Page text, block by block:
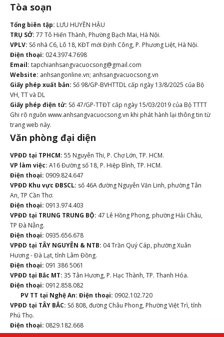
Tòa soạn
Tổng biên tập: LƯU HUYỀN HẬU
TRỤ SỞ: 77 Tô Hiến Thành, Phường Bạch Mai, Hà Nội.
VPLV: Số nhà C6, Lô 18, KĐT mới Định Công, P. Phương Liệt, Hà Nội.
Điện thoại: 024.3974.7698
Email: tapchianhsangvacuocsong@gmail.com
Website: anhsangonline.vn; anhsangvacuocsong.vn
Giấy phép xuất bản: Số 98/GP-BVHTTDL cấp ngày 13/8/2025 của Bộ
VH, TT và DL
Giấy phép điện tử: Số 47/GP-TTĐT cấp ngày 15/03/2019 của Bộ TTTT
Ghi rõ nguồn www.anhsangvacuocsong.vn khi phát hành lại thông tin từ
trang web này.
Văn phòng đại diện
VPĐD tại TPHCM: 55 Nguyễn Thi, P. Chợ Lớn, TP. HCM.
VP làm việc: A16 Đường số 18, P. Hiệp Bình, TP. HCM.
Điện thoại: 0909.824.647
VPĐD Khu vực ĐBSCL: số 46A đường Nguyễn Văn Linh, phường Tân
An, TP Cần Thơ.
Điện thoại: 0913.974.403
VPĐD tại TRUNG TRUNG BỘ: 47 Lê Hồng Phong, phường Hải Châu,
TP Đà Nẵng.
Điện thoại: 0935.656.678
VPĐD tại TÂY NGUYÊN & NTB: 04 Trần Quý Cáp, phường Xuân
Hương - Đà Lạt, tỉnh Lâm Đồng.
Điện thoại: 091 386 5061
VPĐD tại Bắc MT: 35 Tân Hương, P. Hạc Thành, TP. Thanh Hóa.
Điện thoại: 0912.858.082
PV TT tại Nghệ An: Điện thoại: 0902.102.720
VPĐD tại TÂY BẮC: Số 808, đường Châu Phong, Phường Việt Trì, tỉnh
Phú Thọ.
Điện thoại: 0829.182.668